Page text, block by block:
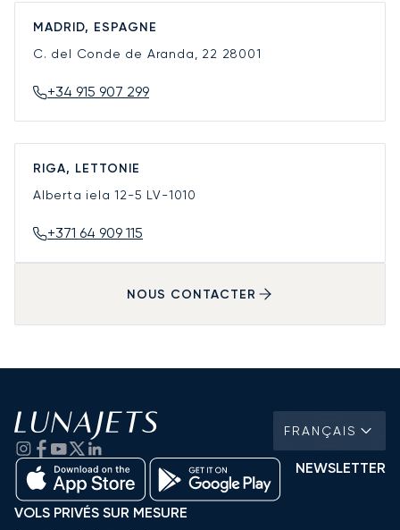
MADRID, ESPAGNE
C. del Conde de Aranda, 22 28001
+34 915 907 299
RIGA, LETTONIE
Alberta iela 12-5 LV-1010
+371 64 909 115
NOUS CONTACTER
FRANÇAIS
NEWSLETTER
VOLS PRIVÉS SUR MESURE